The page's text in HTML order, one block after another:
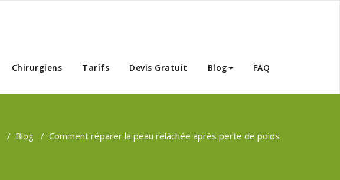
Chirurgiens Tarifs Devis Gratuit Blog FAQ
/ Blog / Comment réparer la peau relâchée après perte de poids